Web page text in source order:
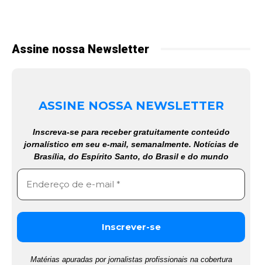
Assine nossa Newsletter
ASSINE NOSSA NEWSLETTER
Inscreva-se para receber gratuitamente conteúdo
jornalístico em seu e-mail, semanalmente. Notícias de
Brasília, do Espírito Santo, do Brasil e do mundo
Matérias apuradas por jornalistas profissionais na cobertura